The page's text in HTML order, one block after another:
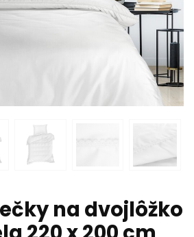
na dvojlôžko